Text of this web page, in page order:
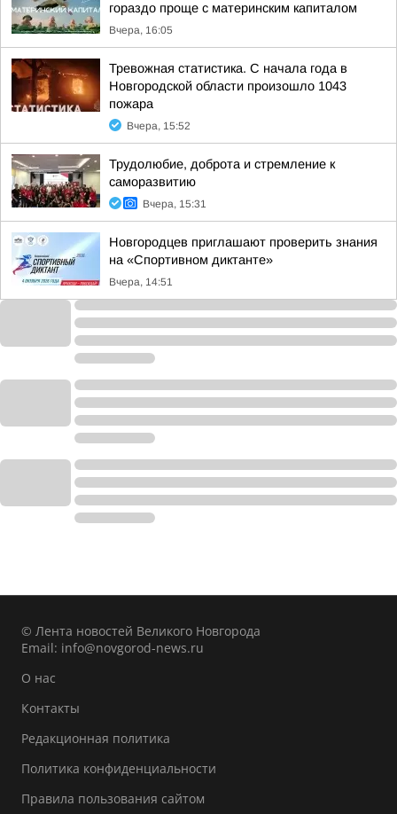
гораздо проще с материнским капиталом
Вчера, 16:05
Тревожная статистика. С начала года в
Новгородской области произошло 1043
пожара
Вчера, 15:52
Трудолюбие, доброта и стремление к
саморазвитию
Вчера, 15:31
Новгородцев приглашают проверить знания
на «Спортивном диктанте»
Вчера, 14:51
© Лента новостей Великого Новгорода
Email: info@novgorod-news.ru
О нас
Контакты
Редакционная политика
Политика конфиденциальности
Правила пользования сайтом